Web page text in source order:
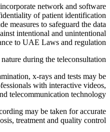
network and software
of patient identification
measures to safeguard the data
intentional and unintentional
to UAE Laws and regulation.
during the teleconsultation:
x-rays and tests may be
with interactive videos,
telecommunication technology.
may be taken for accurate
treatment and quality control.